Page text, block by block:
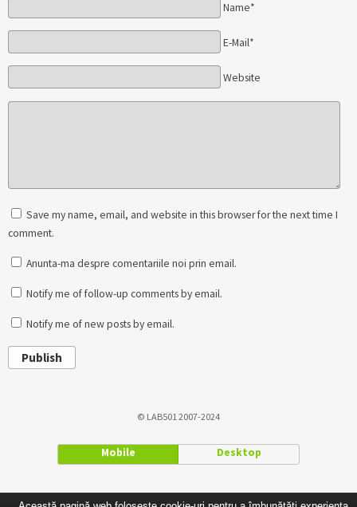
Name*
E-Mail*
Website
Save my name, email, and website in this browser for the next time I
comment.
Anunta-ma despre comentariile noi prin email.
Notify me of follow-up comments by email.
Notify me of new posts by email.
Publish
© LAB501 2007-2024
Mobile Desktop